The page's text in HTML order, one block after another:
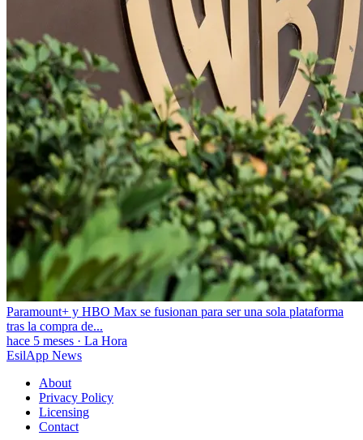
Paramount+ y HBO Max se fusionan para ser una sola plataforma
tras la compra de...
hace 5 meses · La Hora
EsilApp News
About
Privacy Policy
Licensing
Contact